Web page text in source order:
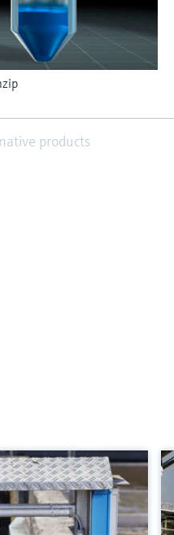
products